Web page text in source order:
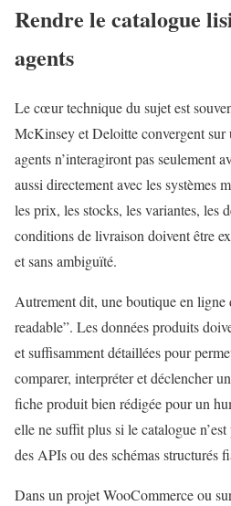
Rendre le catalogue
agents
Le cœur technique du sujet est
McKinsey et Deloitte convergent sur
agents n’interagiront pas seulement
aussi directement avec les systèmes
les prix, les stocks, les variantes, les
conditions de livraison doivent être
et sans ambiguïté.
Autrement dit, une boutique en ligne
readable”. Les données produits
et suffisamment détaillées pour
comparer, interpréter et déclencher
fiche produit bien rédigée pour un
elle ne suffit plus si le catalogue
des APIs ou des schémas structurés
Dans un projet WooCommerce ou